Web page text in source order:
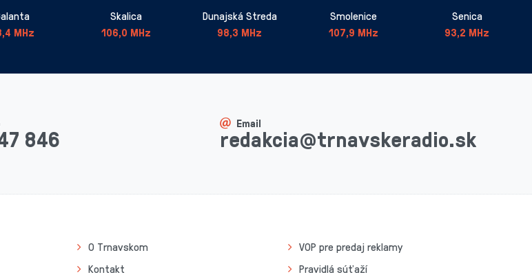
MHz
Skalica
106,0 MHz
Dunajská Streda
98,3 MHz
Smolenice
107,9 MHz
Senica
93,2 MHz
846
Email
redakcia@trnavskeradio.sk
O Trnavskom
Kontakt
VOP pre predaj reklamy
Pravidlá súťaží